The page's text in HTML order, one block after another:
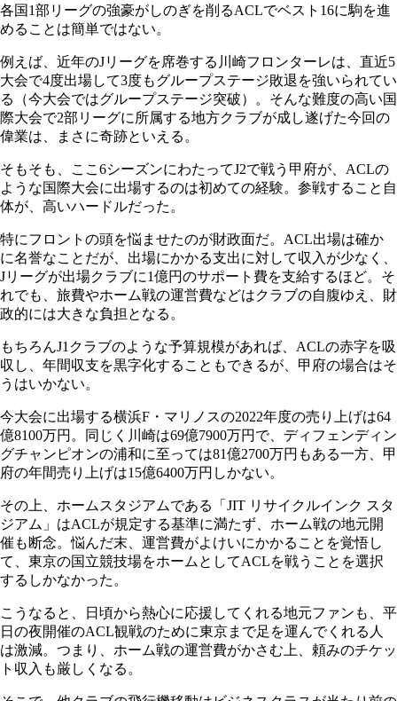
各国1部リーグの強豪がしのぎを削るACLでベスト16に駒を進
めることは簡単ではない。
例えば、近年のJリーグを席巻する川崎フロンターレは、直近5
大会で4度出場して3度もグループステージ敗退を強いられてい
る（今大会ではグループステージ突破）。そんな難度の高い国
際大会で2部リーグに所属する地方クラブが成し遂げた今回の
偉業は、まさに奇跡といえる。
そもそも、ここ6シーズンにわたってJ2で戦う甲府が、ACLの
ような国際大会に出場するのは初めての経験。参戦すること自
体が、高いハードルだった。
特にフロントの頭を悩ませたのが財政面だ。ACL出場は確か
に名誉なことだが、出場にかかる支出に対して収入が少なく、
Jリーグが出場クラブに1億円のサポート費を支給するほど。そ
れでも、旅費やホーム戦の運営費などはクラブの自腹ゆえ、財
政的には大きな負担となる。
もちろんJ1クラブのような予算規模があれば、ACLの赤字を吸
収し、年間収支を黒字化することもできるが、甲府の場合はそ
うはいかない。
今大会に出場する横浜F・マリノスの2022年度の売り上げは64
億8100万円。同じく川崎は69億7900万円で、ディフェンディン
グチャンピオンの浦和に至っては81億2700万円もある一方、甲
府の年間売り上げは15億6400万円しかない。
その上、ホームスタジアムである「JIT リサイクルインク スタ
ジアム」はACLが規定する基準に満たず、ホーム戦の地元開
催も断念。悩んだ末、運営費がよけいにかかることを覚悟し
て、東京の国立競技場をホームとしてACLを戦うことを選択
するしかなかった。
こうなると、日頃から熱心に応援してくれる地元ファンも、平
日の夜開催のACL観戦のために東京まで足を運んでくれる人
は激減。つまり、ホーム戦の運営費がかさむ上、頼みのチケッ
ト収入も厳しくなる。